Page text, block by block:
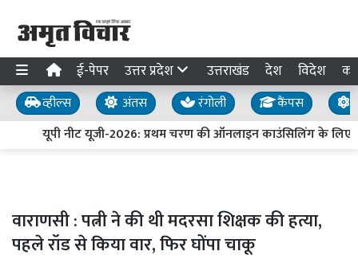
ई-पेपर उत्तर प्रदेश उत्तराखंड देश विदेश
व्हील्स अंतस रंगोली कैंपस
यूपी नीट यूजी-2026: प्रथम चरण की ऑनलाइन काउंसिलिंग के लिए
वाराणसी : पत्नी ने की थी मदरसा शिक्षक की हत्या,
पहले रॉड से किया वार, फिर घोंपा चाकू